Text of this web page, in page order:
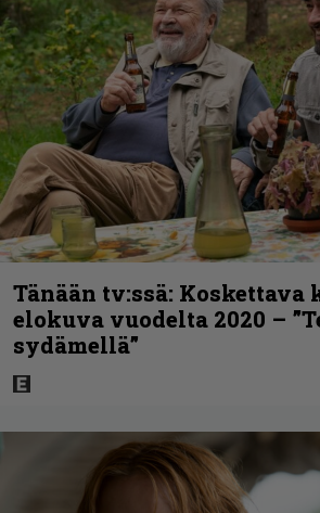
Tänään tv:ssä: Koskettava
elokuva vuodelta 2020 –
sydämellä”